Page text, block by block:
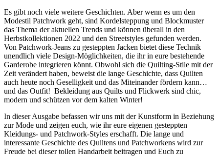
Es gibt noch viele weitere Geschichten. Aber wenn es um den
Modestil Patchwork geht, sind Kordelsteppung und Blockmuster
das Thema der aktuellen Trends und können überall in den
Herbstkollektionen 2022 und den Streetstyles gefunden werden.
Von Patchwork-Jeans zu gesteppten Jacken bietet diese Technik
unendlich viele Design-Möglichkeiten, die ihr in eure bestehende
Garderobe integrieren könnt. Obwohl sich die Quilting-Stile mit der
Zeit verändert haben, beweist die lange Geschichte, dass Quilten
auch heute noch Geselligkeit und das Miteinander fördern kann…
und das Outfit! Bekleidung aus Quilts und Flickwerk sind chic,
modern und schützen vor dem kalten Winter!
In dieser Ausgabe befassen wir uns mit der Kunstform in Beziehung
zur Mode und zeigen euch, wie ihr eure eigenen gesteppten
Kleidungs- und Patchwork-Styles erschafft. Die lange und
interessante Geschichte des Quiltens und Patchworkens wird zur
Freude bei dieser tollen Handarbeit beitragen und Euch zu